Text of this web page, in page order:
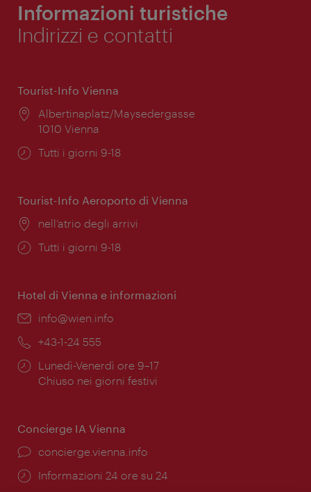
Informazioni turistiche
Indirizzi e contatti
Tourist-Info Vienna
Posizione:
Albertinaplatz/Maysedergasse
1010 Vienna
Orari
Tutti i giorni 9-18
Tourist-Info Aeroporto di Vienna
Posizione:
nell’atrio degli arrivi
Orari
Tutti i giorni 9-18
Hotel di Vienna e informazioni
Email:
info@wien.info
Telefono:
+43-1-24 555
Orari
di
Lunedì-Venerdì ore 9–17
Chiuso nei giorni festivi
Concierge IA Vienna
Ort:
concierge.vienna.info
Öffnungszeiten:
Informazioni 24 ore su 24